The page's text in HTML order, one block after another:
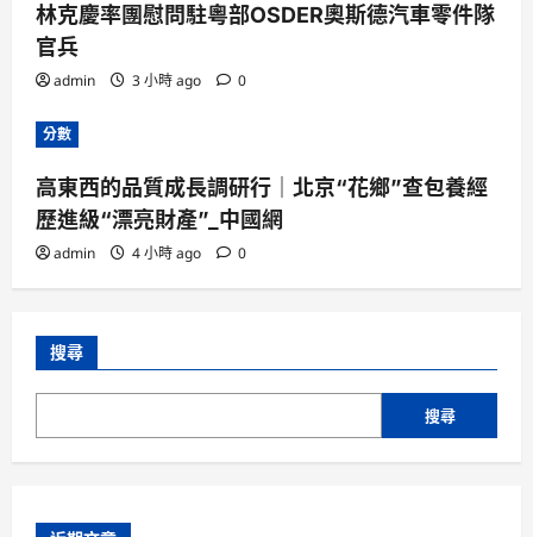
林克慶率團慰問駐粵部OSDER奧斯德汽車零件隊
官兵
admin 3 小時 ago 0
分數
高東西的品質成長調研行｜北京“花鄉”查包養經
歷進級“漂亮財產”_中國網
admin 4 小時 ago 0
搜尋
搜尋